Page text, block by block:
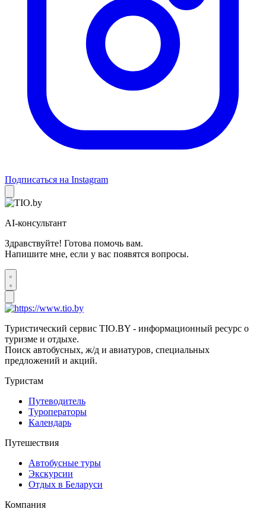
Подписаться на Instagram
AI-консультант
Здравствуйте! Готова помочь вам.
Напишите мне, если у вас появятся вопросы.
Туристический сервис TIO.BY - информационный ресурс о
туризме и отдыхе.
Поиск автобусных, ж/д и авиатуров, специальных
предложений и акций.
Туристам
Путеводитель
Туроператоры
Календарь
Путешествия
Автобусные туры
Экскурсии
Отдых в Беларуси
Компания